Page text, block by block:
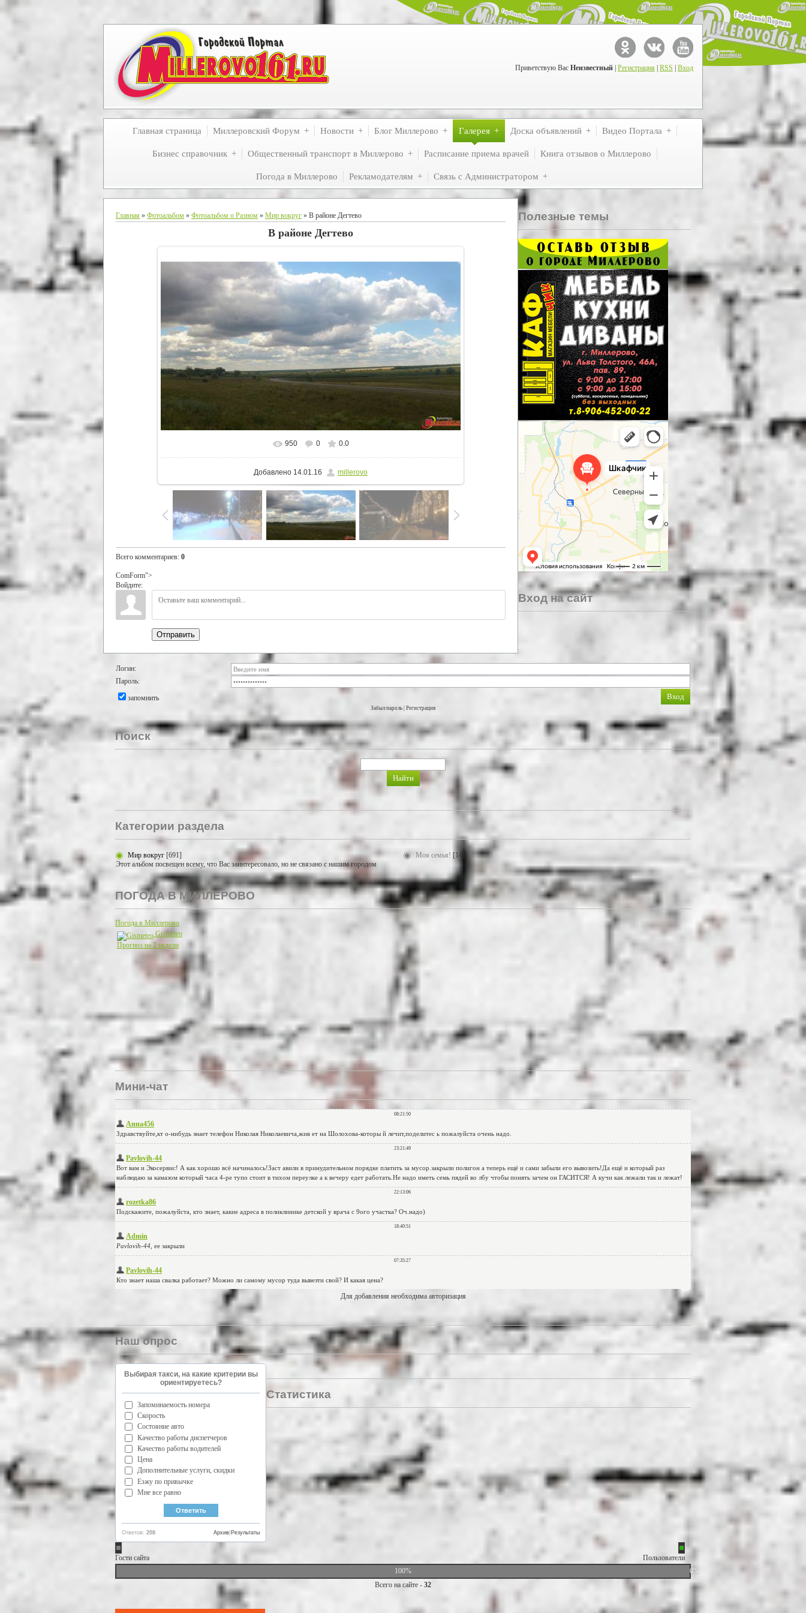
Приветствую Вас Неизвестный Регистрация RSS Вход
Главная страница Миллеровский Форум Новости Блог Миллерово Галерея Доска объявлений Видео Портала
Бизнес справочник Общественный транспорт в Миллерово Расписание приема врачей Книга отзывов о Миллерово
Погода в Миллерово Рекламодателям Связь с Администратором
Главная » Фотоальбом » Фотоальбом о Разном » Мир вокруг » В районе Дегтево
В районе Дегтево
В реальном размере 1500x843
950 0 0.0
Добавлено 14.01.16 millerovo
Всего комментариев: 0
ComForm">
Войдите:
Отправить
Полезные темы
Вход на сайт
Логин:
Пароль:
запомнить
Забыл пароль Регистрация
Поиск
Категории раздела
Мир вокруг [691]
Этот альбом посвещен всему, что Вас заинтересовало, но не связано с нашим городом
Моя семья! [14]
ПОГОДА В МИЛЛЕРОВО
Погода в Миллерово
Gismeteo
Прогноз на 2 недели
Мини-чат
Для добавления необходима авторизация
Наш опрос
Выбирая такси, на какие критерии вы
ориентируетесь?
Запоминаемость номера
Скорость
Состояние авто
Качество работы диспетчеров
Качество работы водителей
Цена
Дополнительные услуги, скидки
Езжу по привычке
Мне все равно
Ответов: 208 Результаты
Архив
Статистика
Гости сайта
Пользователи
100%
0%
Всего на сайте - 32